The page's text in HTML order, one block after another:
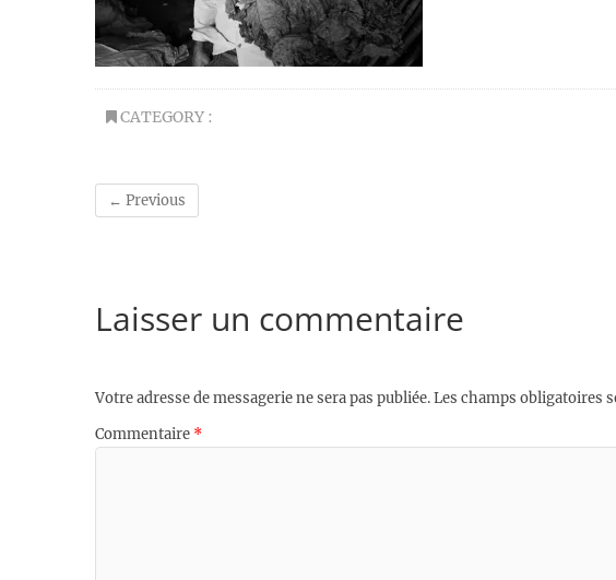
CATEGORY :
← Previous
Laisser un commentaire
Votre adresse de messagerie ne sera pas publiée.Les champs obligatoires
Commentaire *